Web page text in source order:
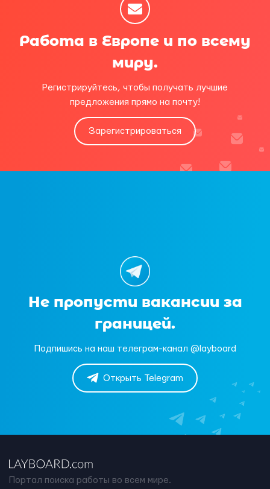
Работа в Европе и по всему
миру.
Регистрируйтесь, чтобы получать лучшие
предложения прямо на почту!
Зарегистрироваться
Не пропусти вакансии за
границей.
Подпишись на наш телеграм-канал @layboard
Открыть Telegram
Портал поиска работы во всем мире.